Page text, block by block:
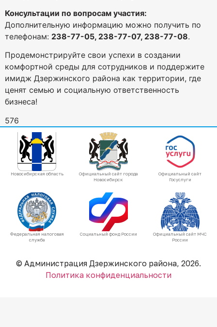
Консультации по вопросам участия:
Дополнительную информацию можно получить по
телефонам: 238-77-05, 238-77-07, 238-77-08.
Продемонстрируйте свои успехи в создании
комфортной среды для сотрудников и поддержите
имидж Дзержинского района как территории, где
ценят семью и социальную ответственность
бизнеса!
576
Новосибирская область
Официальный сайт города
Новосибирск
Официальный сайт
Госуслуги
Федеральная налоговая
служба
Социальный фонд России
Официальный сайт МЧС
России
© Администрация Дзержинского района, 2026.
Политика конфиденциальности